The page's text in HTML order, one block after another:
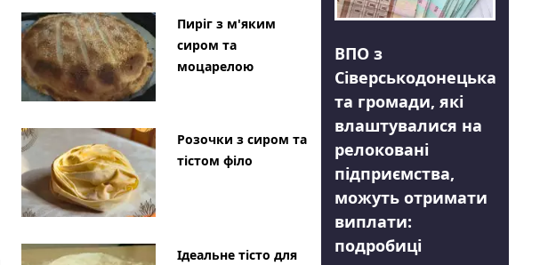
Пиріг з м'яким
сиром та
моцарелою
Розочки з сиром та
тістом філо
Ідеальне тісто для
ВПО з
Сіверськодонецька
та громади, які
влаштувалися на
релоковані
підприємства,
можуть отримати
виплати:
подробиці